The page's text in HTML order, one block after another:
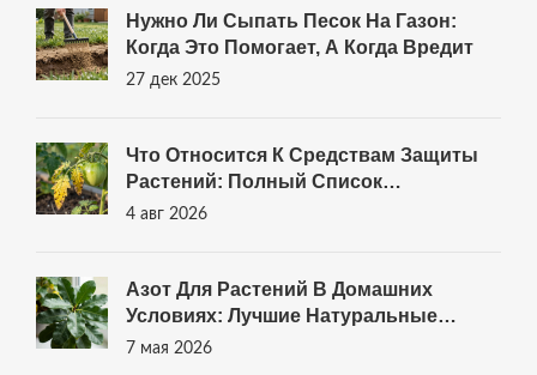
Нужно Ли Сыпать Песок На Газон:
Когда Это Помогает, А Когда Вредит
27 дек 2025
Что Относится К Средствам Защиты
Растений: Полный Список
Препаратов И Методов Для Сада
4 авг 2026
Азот Для Растений В Домашних
Условиях: Лучшие Натуральные
Рецепты И Правила Подкормки
7 мая 2026